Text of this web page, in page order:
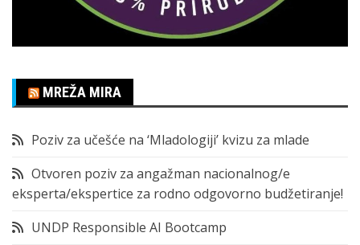
MREŽA MIRA
Poziv za učešće na ‘Mladologiji’ kvizu za mlade
Otvoren poziv za angažman nacionalnog/e
eksperta/ekspertice za rodno odgovorno budžetiranje!
UNDP Responsible AI Bootcamp